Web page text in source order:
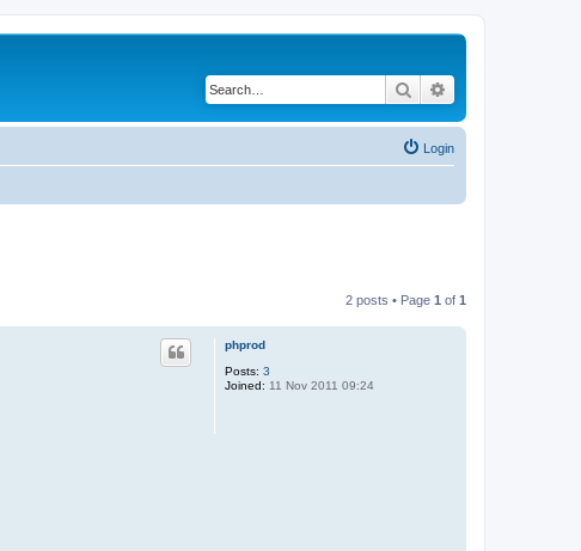
Search
Login
2 posts • Page 1 of 1
phprod
Posts: 3
Joined: 11 Nov 2011 09:24